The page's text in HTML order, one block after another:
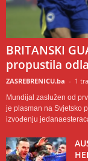
BRITANSKI
propustila
ZASREBRENICU.ba - 1
Mundijal zaslužen od
je plasman na Svjetsko
izvođenju